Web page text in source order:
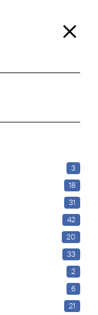
×
3
18
31
42
20
33
2
6
21